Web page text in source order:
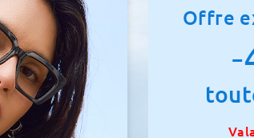
132 mm Moyen
Offre
-